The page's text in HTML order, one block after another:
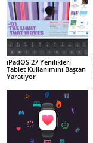
iPadOS 27 Yenilikleri
Tablet Kullanımını Baştan
Yaratıyor